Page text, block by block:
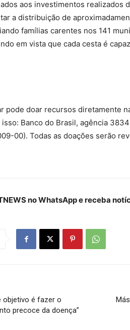
aos investimentos realizados
a distribuição de
famílias carentes nos 141
em vista que cada cesta é
pode doar recursos diretamente
Banco do Brasil, agência
00). Todas as doações serão
no WhatsApp e receba
objetivo é fazer o
precoce da doença”